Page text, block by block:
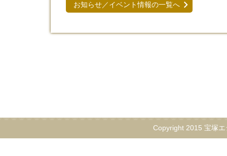
お知らせ／イベント情報の一覧へ
Copyright 2015 宝塚